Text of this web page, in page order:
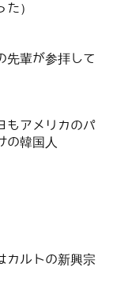
）
先輩が参拝して
もアメリカのパ
の韓国人
カルトの新興宗